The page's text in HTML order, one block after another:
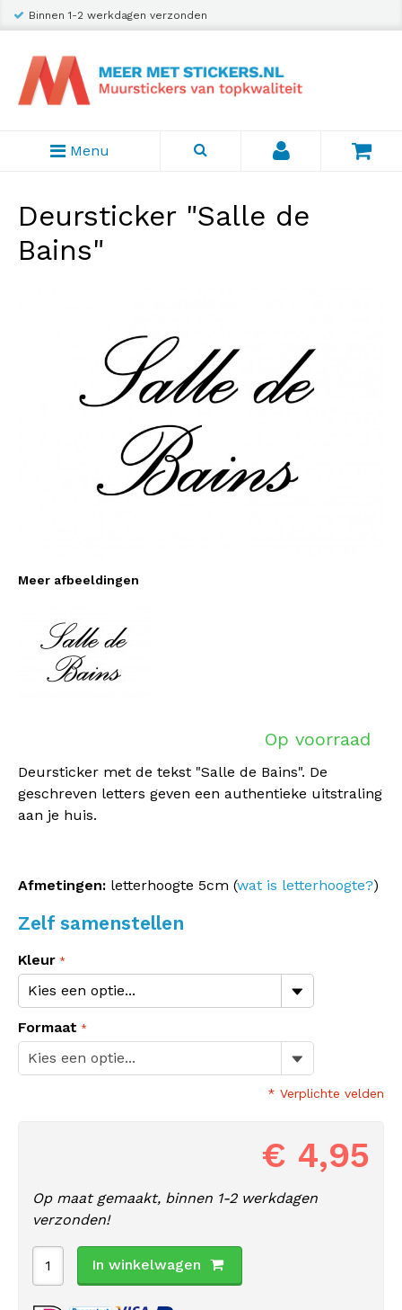
Binnen 1-2 werkdagen verzonden
Menu
Deursticker "Salle de
Bains"
Meer afbeeldingen
Op voorraad
Deursticker met de tekst "Salle de Bains". De
geschreven letters geven een authentieke uitstraling
aan je huis.
Afmetingen: letterhoogte 5cm (wat is letterhoogte?)
Zelf samenstellen
Kleur
Formaat
* Verplichte velden
€ 4,95
Op maat gemaakt, binnen 1-2 werkdagen
verzonden!
In winkelwagen